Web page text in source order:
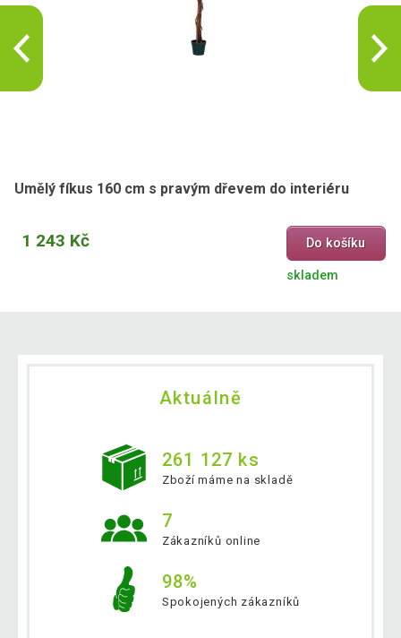
Umělý fíkus 160 cm s pravým dřevem do interiéru
1 243 Kč Do košíku
skladem
Aktuálně
261 127 ks
Zboží máme na skladě
7
Zákazníků online
98%
Spokojených zákazníků